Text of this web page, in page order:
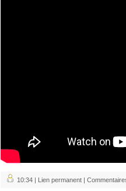
10:34 | Lien permanent |